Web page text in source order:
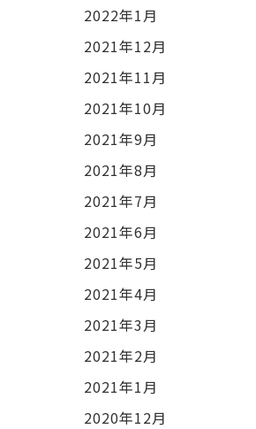
2022年1月
2021年12月
2021年11月
2021年10月
2021年9月
2021年8月
2021年7月
2021年6月
2021年5月
2021年4月
2021年3月
2021年2月
2021年1月
2020年12月